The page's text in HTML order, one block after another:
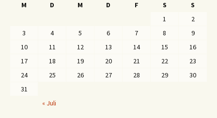
M
D M D F S
S
1
2
3
4 5 6 7 8
9
10
11 12 13 14 15
16
17
18 19 20 21 22
23
24
25 26 27 28 29
30
31
« Juli